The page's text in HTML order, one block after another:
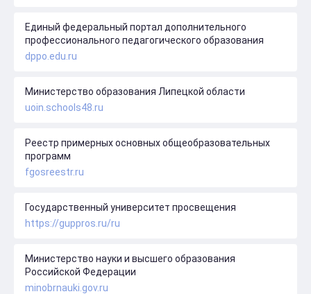
Единый федеральный портал дополнительного
профессионального педагогического образования
dppo.edu.ru
Министерство образования Липецкой области
uoin.schools48.ru
Реестр примерных основных общеобразовательных
программ
fgosreestr.ru
Государственный университет просвещения
https://guppros.ru/ru
Министерство науки и высшего образования
Российской Федерации
minobrnauki.gov.ru